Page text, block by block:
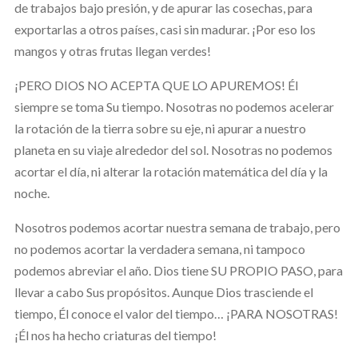
de trabajos bajo presión, y de apurar las cosechas, para
exportarlas a otros países, casi sin madurar. ¡Por eso los
mangos y otras frutas llegan verdes!
¡PERO DIOS NO ACEPTA QUE LO APUREMOS! Él
siempre se toma Su tiempo. Nosotras no podemos acelerar
la rotación de la tierra sobre su eje, ni apurar a nuestro
planeta en su viaje alrededor del sol. Nosotras no podemos
acortar el día, ni alterar la rotación matemática del día y la
noche.
Nosotros podemos acortar nuestra semana de trabajo, pero
no podemos acortar la verdadera semana, ni tampoco
podemos abreviar el año. Dios tiene SU PROPIO PASO, para
llevar a cabo Sus propósitos. Aunque Dios trasciende el
tiempo, Él conoce el valor del tiempo… ¡PARA NOSOTRAS!
¡Él nos ha hecho criaturas del tiempo!